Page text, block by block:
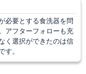
必要とする食洗器を問
アフターフォローも充
く選択ができたのは信
す。